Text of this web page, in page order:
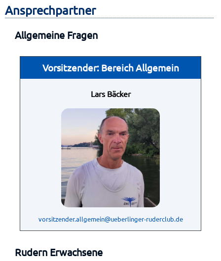
Ansprechpartner
Allgemeine Fragen
Vorsitzender: Bereich Allgemein
Lars Bäcker
vorsitzender.allgemein@ueberlinger-ruderclub.de
Rudern Erwachsene